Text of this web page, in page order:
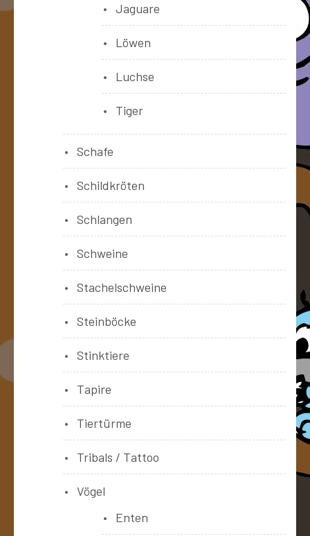
Jaguare
Löwen
Luchse
Tiger
Schafe
Schildkröten
Schlangen
Schweine
Stachelschweine
Steinböcke
Stinktiere
Tapire
Tiertürme
Tribals / Tattoo
Vögel
Enten